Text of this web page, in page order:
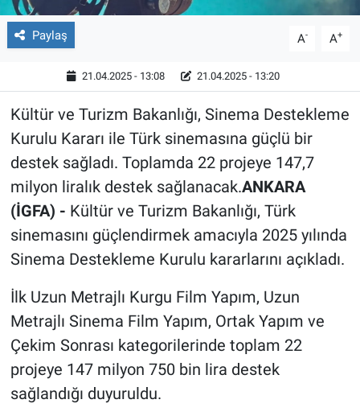
Paylaş A- A+
21.04.2025 - 13:08 21.04.2025 - 13:20
Kültür ve Turizm Bakanlığı, Sinema Destekleme
Kurulu Kararı ile Türk sinemasına güçlü bir
destek sağladı. Toplamda 22 projeye 147,7
milyon liralık destek sağlanacak.ANKARA
(İGFA) - Kültür ve Turizm Bakanlığı, Türk
sinemasını güçlendirmek amacıyla 2025 yılında
Sinema Destekleme Kurulu kararlarını açıkladı.
İlk Uzun Metrajlı Kurgu Film Yapım, Uzun
Metrajlı Sinema Film Yapım, Ortak Yapım ve
Çekim Sonrası kategorilerinde toplam 22
projeye 147 milyon 750 bin lira destek
sağlandığı duyuruldu.